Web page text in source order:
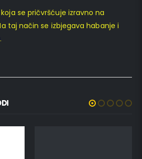
se pričvršćuje izravno na
taj način se izbjegava habanje i